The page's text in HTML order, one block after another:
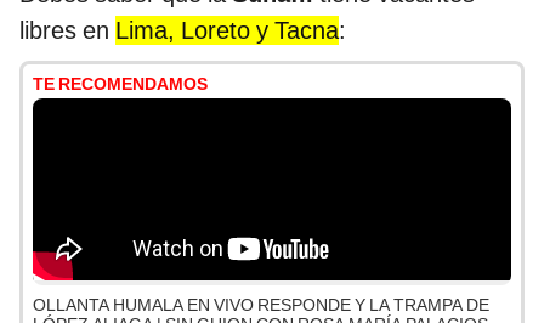
libres en Lima, Loreto y Tacna:
TE RECOMENDAMOS
OLLANTA HUMALA EN VIVO RESPONDE Y LA TRAMPA DE